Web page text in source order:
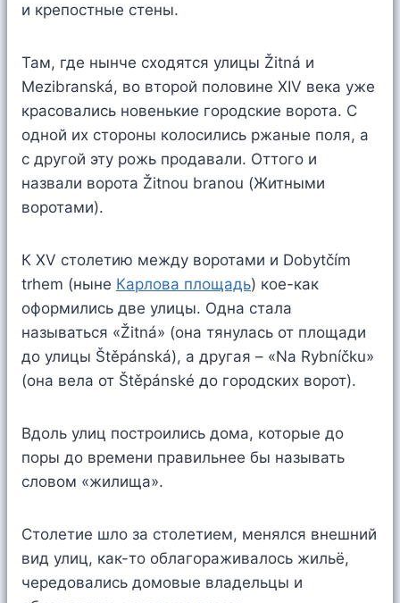
и крепостные стены.
Там, где нынче сходятся улицы Žitná и
Mezibranská, во второй половине XIV века уже
красовались новенькие городские ворота. С
одной их стороны колосились ржаные поля, а
с другой эту рожь продавали. Оттого и
назвали ворота Žitnou branou (Житными
воротами).
К XV столетию между воротами и Dobytčím
trhem (ныне Карлова площадь) кое-как
оформились две улицы. Одна стала
называться «Žitná» (она тянулась от площади
до улицы Štěpánská), а другая – «Na Rybníčku»
(она вела от Štěpánské до городских ворот).
Вдоль улиц построились дома, которые до
поры до времени правильнее бы называть
словом «жилища».
Столетие шло за столетием, менялся внешний
вид улиц, как-то облагораживалось жильё,
чередовались домовые владельцы и